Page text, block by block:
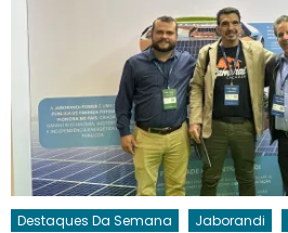
Destaques Da Semana Jaborandi